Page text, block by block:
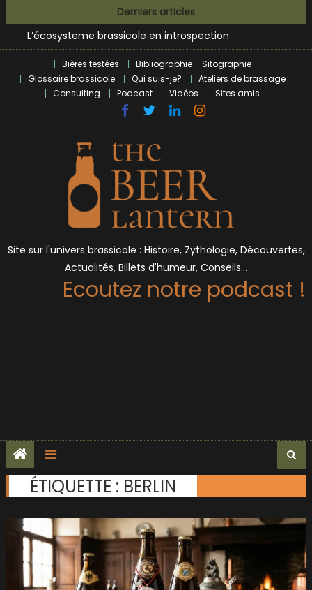
to
content
Derniers articles
L’écosysteme brassicole en introspection
Zoumaï : pionnier de la révolution craft à Marseille
L’intelligence artificielle dans le milieu brassicole
BrewDog racheté par Tilray pour une bouchée de pain ?
Bières et célébrités
Bières testées
Bibliographie – Sitographie
Glossaire brassicole
Qui suis-je?
Ateliers de brassage
Consulting
Podcast Vidéos Sites amis
Site sur l'univers brassicole : Histoire, Zythologie, Découvertes,
Actualités, Billets d'humeur, Conseils…
Ecoutez notre podcast !
ÉTIQUETTE : BERLIN